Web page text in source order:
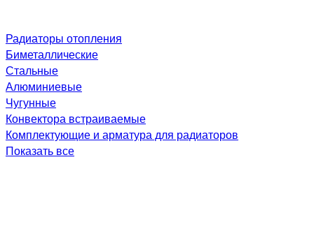
Радиаторы отопления
Биметаллические
Стальные
Алюминиевые
Чугунные
Конвектора встраиваемые
Комплектующие и арматура для радиаторов
Показать все